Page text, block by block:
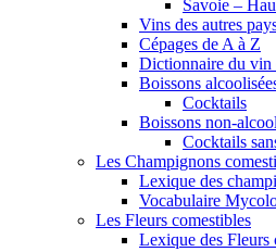
Savoie –
Vins des autres
Cépages de A à Z
Dictionnaire du vin
Boissons
Cocktails
Boissons non-
Cocktails
Les Champignons
Lexique des
Vocabulaire
Les Fleurs comestibles
Lexique des Fleurs